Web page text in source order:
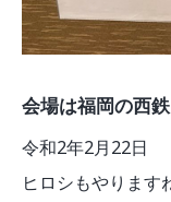
会場は福岡の西
令和2年2月22日
ヒロシもやります